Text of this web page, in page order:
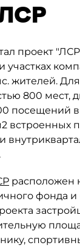
проект
участках
жителей.
800 мест,
посещений
расположен